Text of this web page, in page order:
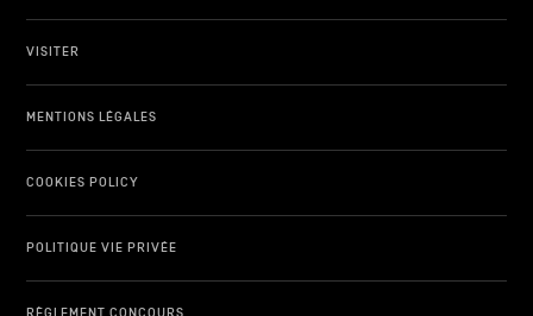
VISITER
MENTIONS LÉGALES
COOKIES POLICY
POLITIQUE VIE PRIVÉE
RÈGLEMENT CONCOURS